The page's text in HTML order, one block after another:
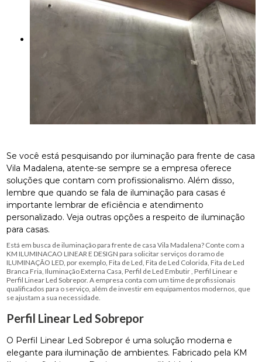
Se você está pesquisando por iluminação para frente de casa
Vila Madalena, atente-se sempre se a empresa oferece
soluções que contam com profissionalismo. Além disso,
lembre que quando se fala de iluminação para casas é
importante lembrar de eficiência e atendimento
personalizado. Veja outras opções a respeito de iluminação
para casas.
Está em busca de iluminação para frente de casa Vila Madalena? Conte com a
KM ILUMINACAO LINEAR E DESIGN para solicitar serviços do ramo de
ILUMINAÇÃO LED, por exemplo, Fita de Led, Fita de Led Colorida, Fita de Led
Branca Fria, Iluminação Externa Casa, Perfil de Led Embutir , Perfil Linear e
Perfil Linear Led Sobrepor. A empresa conta com um time de profissionais
qualificados para o serviço, além de investir em equipamentos modernos, que
se ajustam a sua necessidade.
Perfil Linear Led Sobrepor
O Perfil Linear Led Sobrepor é uma solução moderna e
elegante para iluminação de ambientes. Fabricado pela KM